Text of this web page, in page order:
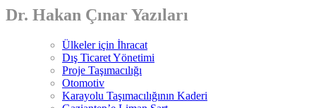
Dr. Hakan Çınar Yazıları
Ülkeler için İhracat
Dış Ticaret Yönetimi
Proje Taşımacılığı
Otomotiv
Karayolu Taşımacılığının Kaderi